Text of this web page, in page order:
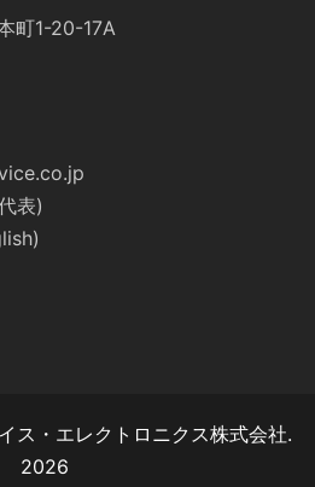
町1-20-17A
表)
・エレクトロニクス株式会社.
2026